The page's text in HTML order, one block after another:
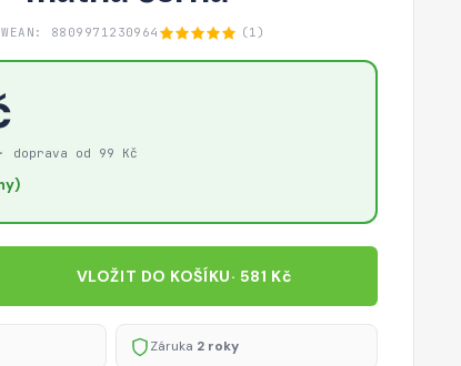
EAN: 8809971230964 (1)
doprava od 99 Kč
VLOŽIT DO KOŠÍKU· 581 Kč
Záruka 2 roky